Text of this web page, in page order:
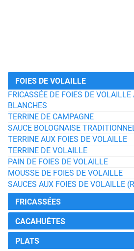
FOIES DE VOLAILLE
FRICASSÉE DE FOIES DE VOLAILLE
BLANCHES
TERRINE DE CAMPAGNE
SAUCE BOLOGNAISE
TERRINE AUX FOIES DE VOLAILLE
TERRINE DE VOLAILLE
PAIN DE FOIES DE VOLAILLE
MOUSSE DE FOIES DE VOLAILLE
SAUCES AUX FOIES DE VOLAILLE
FRICASSÉES
CACAHUÈTES
PLATS